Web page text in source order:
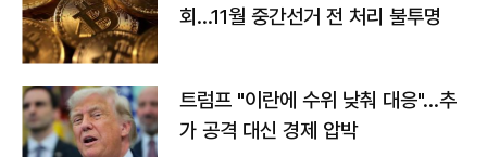
회…11월 중간선거 전 처리 불투명
트럼프 "이란에 수위 낮춰 대응"…추
가 공격 대신 경제 압박